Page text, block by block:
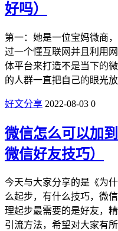
好吗）
第一：她是一位宝妈微商
过一个懂互联网并且利用
体平台来打造不是当下的
的人群一直把自己的眼光
好文分享 2022-08-03 0
微信怎么可以加
微信好友技巧）
今天与大家分享的是《为
么起步，有什么技巧，微
理起步最需要的是好友，
引流方法，希望对大家有